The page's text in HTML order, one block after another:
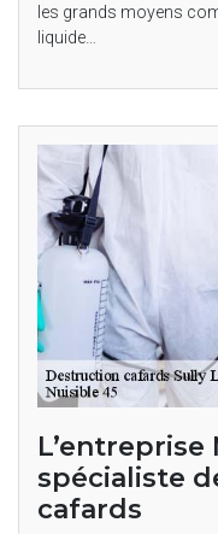
les grands moyens
liquide…
L’entreprise
spécialiste
cafards